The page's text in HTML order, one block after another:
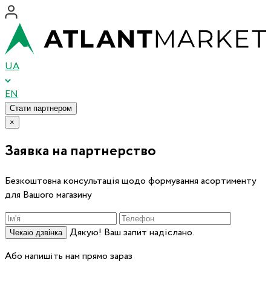
UA
EN
Стати партнером
×
Заявка на партнерство
Безкоштовна консультація щодо формування асортименту
для Вашого магазину
Чекаю дзвінка
Дякую! Ваш запит надіслано.
Або напишіть нам прямо зараз